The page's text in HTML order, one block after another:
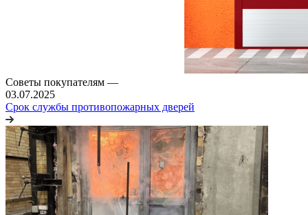
Советы покупателям —
03.07.2025
Срок службы противопожарных дверей